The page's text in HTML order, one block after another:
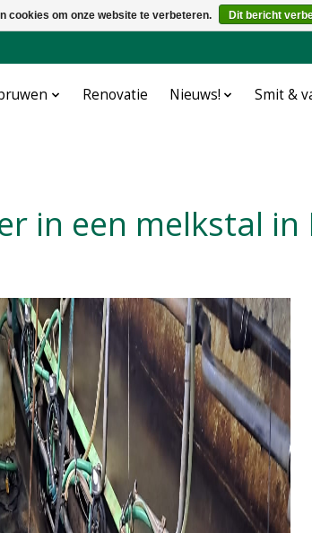
Renovatie Nieuws! Smit &
in een melkstal
cookies om onze website te verbeteren. Dit bericht